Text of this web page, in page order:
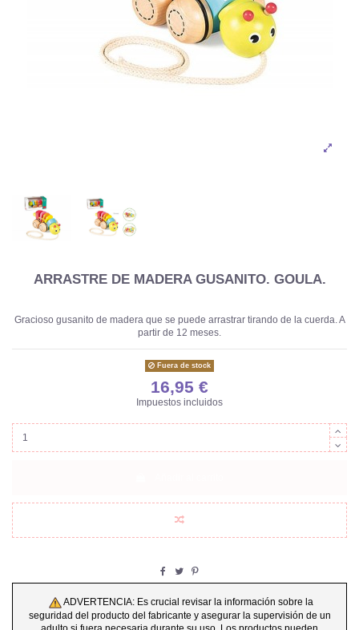
ARRASTRE DE MADERA GUSANITO. GOULA.
Gracioso gusanito de madera que se puede arrastrar tirando de la cuerda. A
partir de 12 meses.
Fuera de stock
16,95 €
Impuestos incluidos
ADVERTENCIA: Es crucial revisar la información sobre la
seguridad del producto del fabricante y asegurar la supervisión de un